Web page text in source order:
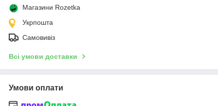
Магазини Rozetka
Укрпошта
Самовивіз
Всі умови доставки
Умови оплати